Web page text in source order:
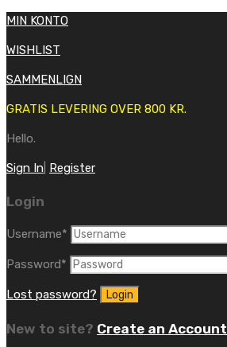
MIN KONTO
WISHLIST
SAMMENLIGN
GRATIS LEVERING OVER 800 KR.
Hello.
Sign In Register
Login
Username*
Password*
Lost password?
New to site? Create an Account